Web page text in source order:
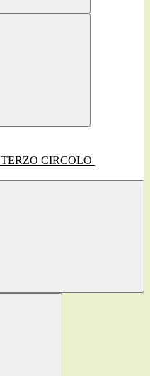
TERZO CIRCOLO